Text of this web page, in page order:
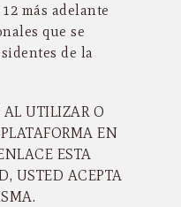
más adelante
que se
de la
UTILIZAR O
EN
ESTA
USTED ACEPTA